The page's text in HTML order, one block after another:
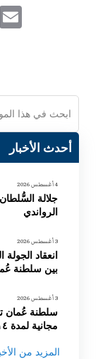
Search
أحدث الأخبار
4 أغسطس 2026
جلالة
الرواندي
3 أغسطس 2026
انعقاد
بين سلطنة
3 أغسطس 2026
سلطنة عُمان
مجانية لمدة ١٤ يوماً
المزيد من